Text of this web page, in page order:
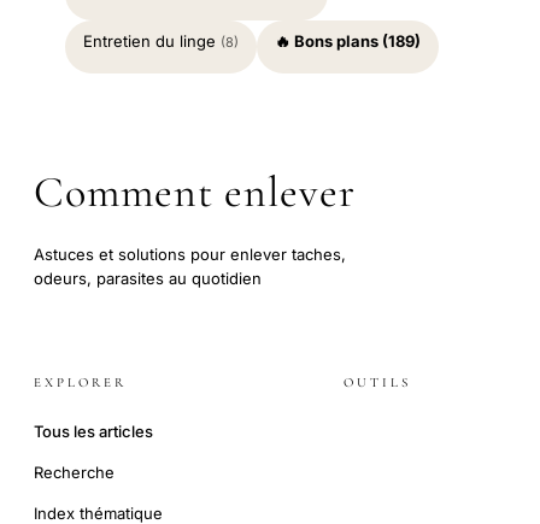
Entretien du linge (8) 🔥 Bons plans (189)
Comment enlever
Astuces et solutions pour enlever taches,
odeurs, parasites au quotidien
EXPLORER
Tous les articles
Recherche
Index thématique
OUTILS